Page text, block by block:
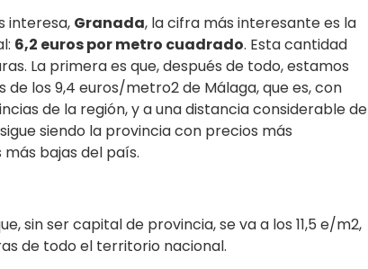
interesa, Granada, la cifra más interesante es la
6,2 euros por metro cuadrado. Esta cantidad
La primera es que, después de todo, estamos
de los 9,4 euros/metro2 de Málaga, que es, con
de la región, y a una distancia considerable de
siendo la provincia con precios más
bajas del país.
sin ser capital de provincia, se va a los 11,5 e/m2,
de todo el territorio nacional.